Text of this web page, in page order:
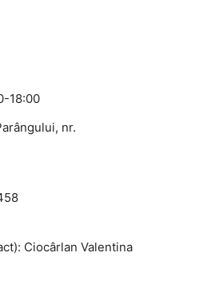
18:00
nr.
Ciocârlan Valentina